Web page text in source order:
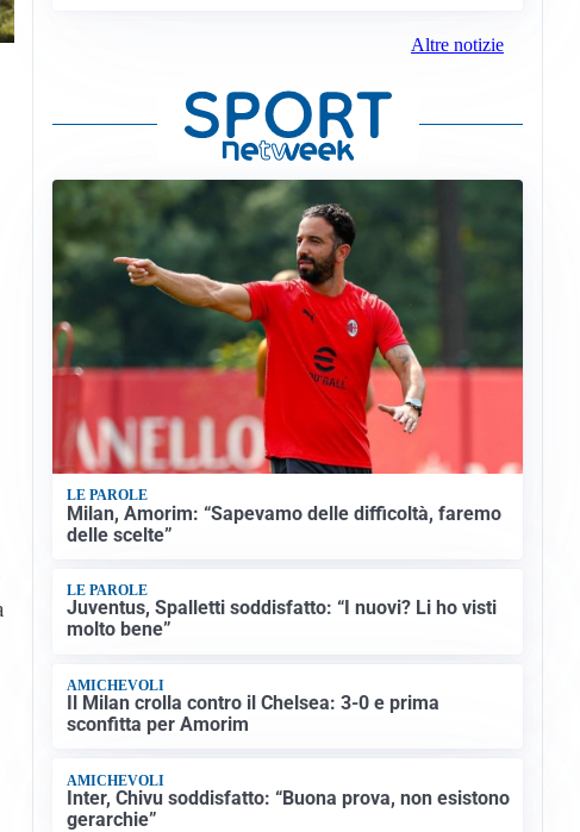
Altre notizie
LE PAROLE
Milan, Amorim: “Sapevamo delle difficoltà, faremo
delle scelte”
LE PAROLE
Juventus, Spalletti soddisfatto: “I nuovi? Li ho visti
molto bene”
AMICHEVOLI
Il Milan crolla contro il Chelsea: 3-0 e prima
sconfitta per Amorim
AMICHEVOLI
Inter, Chivu soddisfatto: “Buona prova, non esistono
gerarchie”